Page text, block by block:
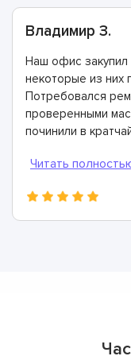
Владимир З.
Наш офис
некоторые из них
Потребовался
проверенными
починили в